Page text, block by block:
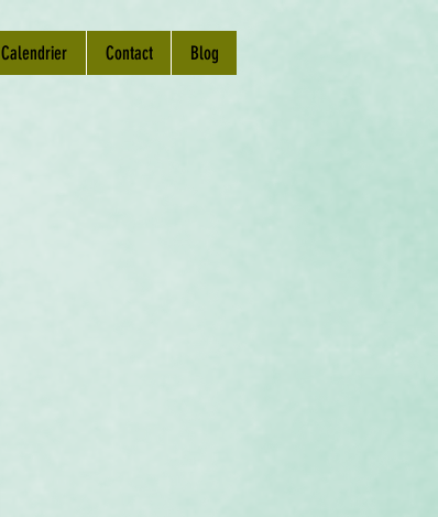
Calendrier Contact Blog